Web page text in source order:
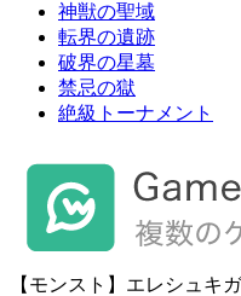
神獣の聖域
転界の遺跡
破界の星墓
禁忌の獄
絶級トーナメント
【モンスト】エレシュキ